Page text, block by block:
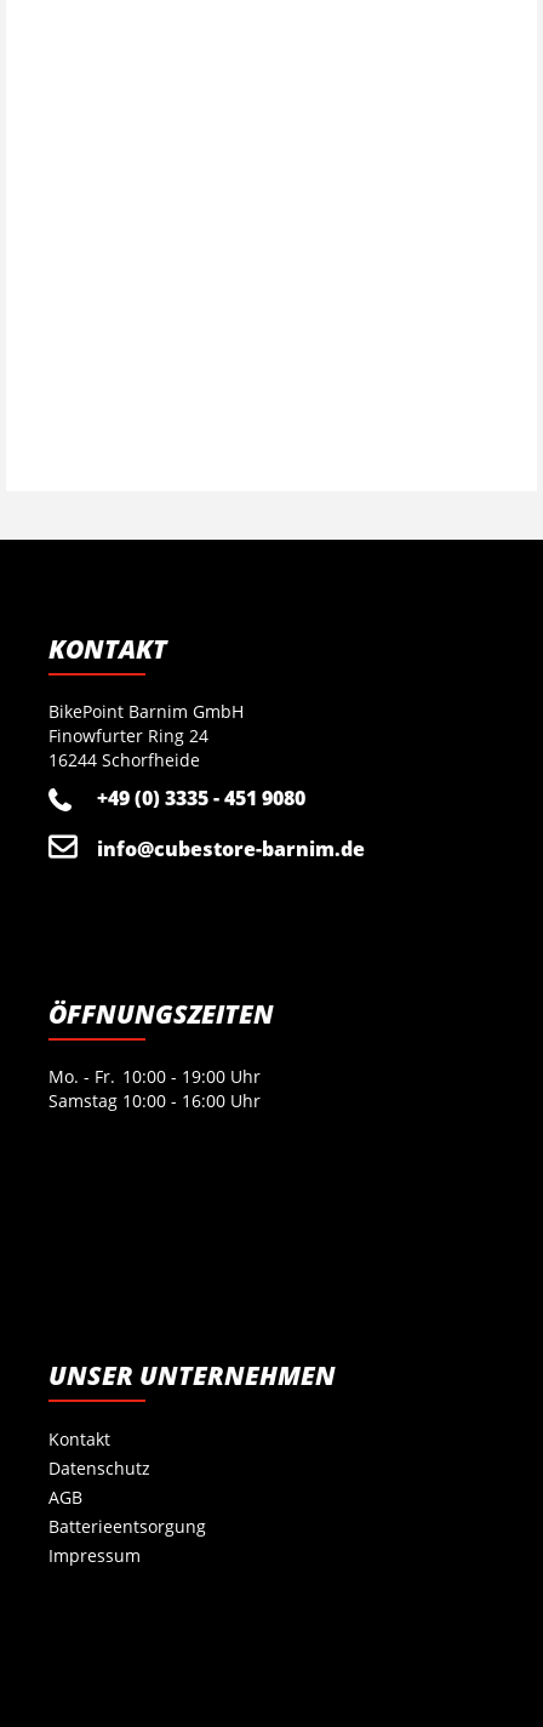
KONTAKT
BikePoint Barnim GmbH
Finowfurter Ring 24
16244 Schorfheide
+49 (0) 3335 - 451 9080
info@cubestore-barnim.de
ÖFFNUNGSZEITEN
Mo. - Fr. 10:00 - 19:00 Uhr
Samstag 10:00 - 16:00 Uhr
UNSER UNTERNEHMEN
Kontakt
Datenschutz
AGB
Batterieentsorgung
Impressum